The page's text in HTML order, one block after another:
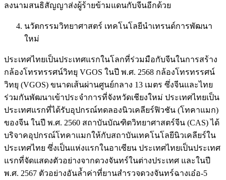
ลงนามสนธิสัญญาส่งผู้ร้ายข้ามแดนกับจีนอีกด้วย
นวัตกรรมวิทยาศาสตร์ เทคโนโลยีนำเทรนด์การพัฒนา
ใหม่
ประเทศไทยเป็นประเทศแรกในโลกที่ร่วมมือกับจีนในการสร้าง
กล้องโทรทรรศน์วิทยุ VGOS ในปี พ.ศ. 2568 กล้องโทรทรรศน์
วิทยุ (VGOS) ขนาดเส้นผ่านศูนย์กลาง 13 เมตร ซึ่งจีนและไทย
ร่วมกันพัฒนาเข้าประจำการที่จังหวัดเชียงใหม่ ประเทศไทยเป็น
ประเทศแรกที่ได้รับอุปกรณ์ทดลองนิวเคลียร์ฟิวชัน (โทคาแมก)
ของจีน ในปี พ.ศ. 2560 สถาบันบัณฑิตวิทยาศาสตร์จีน (CAS) ได้
บริจาคอุปกรณ์โทคาแมกให้กับสถาบันเทคโนโลยีนิวเคลียร์ใน
ประเทศไทย ซึ่งเป็นแห่งแรกในอาเซียน ประเทศไทยเป็นประเทศ
แรกที่จัดแสดงตัวอย่างจากดวงจันทร์ในต่างประเทศ และในปี
พ.ศ. 2567 ตัวอย่างอันล้ำค่าที่ยานสำรวจดวงจันทร์ฉางเอ๋อ-5